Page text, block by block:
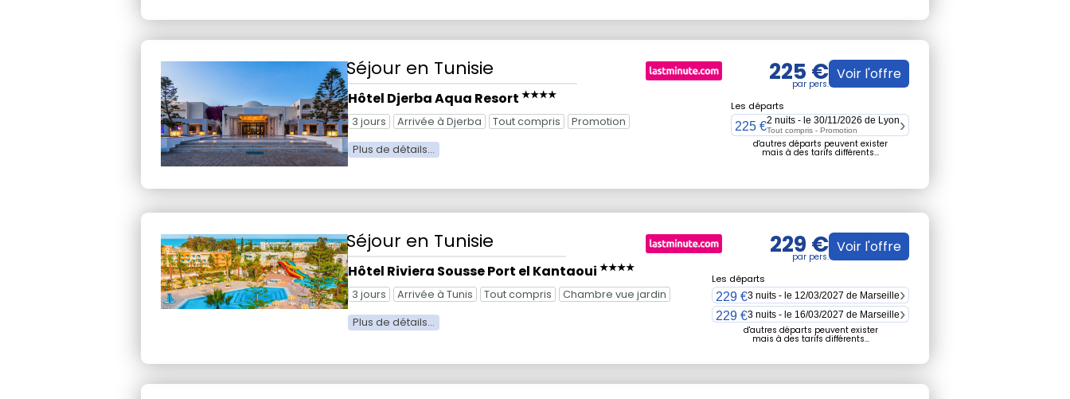
Séjour en Tunisie
Hôtel Djerba Aqua Resort ★★★★
3 jours
Arrivée à Djerba Tout compris Promotion
225 € Voir l'offre
Les départs
225 €2 nuits - le 30/11/2026 de Lyon
Tout compris - Promotion
d'autres départs peuvent exister
mais à des tarifs différents...
Séjour en Tunisie
Hôtel Riviera Sousse Port el Kantaoui ★★★★
3 jours
Arrivée à Tunis Tout compris Chambre vue jardin
229 € Voir l'offre
Les départs
229 €3 nuits - le 12/03/2027 de Marseille
229 €3 nuits - le 16/03/2027 de Marseille
d'autres départs peuvent exister
mais à des tarifs différents...